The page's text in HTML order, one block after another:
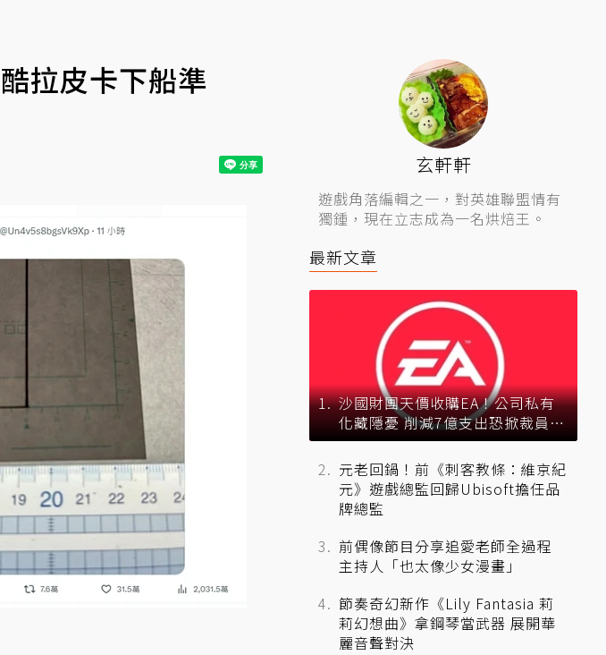
拉皮卡下船準
玄軒軒
遊戲角落編輯之一，對英雄聯盟情有
獨鍾，現在立志成為一名烘焙王。
最新文章
沙國財團天價收購EA！公司私有
化藏隱憂 削減7億支出恐掀裁員風
暴？
元老回鍋！前《刺客教條：維京紀
元》遊戲總監回歸Ubisoft擔任品
牌總監
前偶像節目分享追愛老師全過程
主持人「也太像少女漫畫」
節奏奇幻新作《Lily Fantasia 莉
莉幻想曲》拿鋼琴當武器 展開華
麗音聲對決